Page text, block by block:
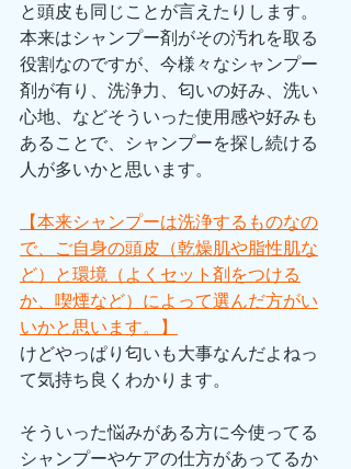
と頭皮も同じことが言えたりします。
本来はシャンプー剤がその汚れを取る
役割なのですが、今様々なシャンプー
剤が有り、洗浄力、匂いの好み、洗い
心地、などそういった使用感や好みも
あることで、シャンプーを探し続ける
人が多いかと思います。
【本来シャンプーは洗浄するものなの
で、ご自身の頭皮（乾燥肌や脂性肌な
ど）と環境（よくセット剤をつける
か、喫煙など）によって選んだ方がい
いかと思います。】
けどやっぱり匂いも大事なんだよねっ
て気持ち良くわかります。
そういった悩みがある方に今使ってる
シャンプーやケアの仕方があってるか